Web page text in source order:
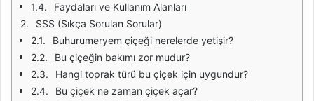
Faydaları ve Kullanım Alanları
SSS (Sıkça Sorulan Sorular)
Buhurumeryem çiçeği nerelerde yetişir?
Bu çiçeğin bakımı zor mudur?
Hangi toprak türü bu çiçek için uygundur?
Bu çiçek ne zaman çiçek açar?